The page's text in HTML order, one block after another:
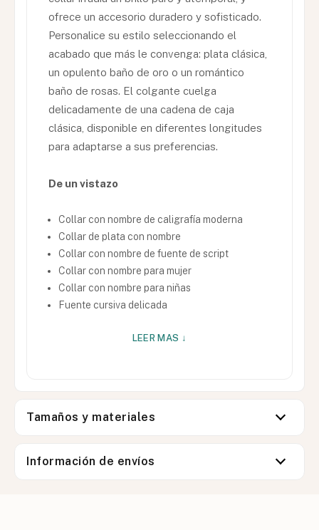
ofrece un accesorio duradero y sofisticado.
Personalice su estilo seleccionando el
acabado que más le convenga: plata clásica,
un opulento baño de oro o un romántico
baño de rosas. El colgante cuelga
delicadamente de una cadena de caja
clásica, disponible en diferentes longitudes
para adaptarse a sus preferencias.
De un vistazo
Collar con nombre de caligrafía moderna
Collar de plata con nombre
Collar con nombre de fuente de script
Collar con nombre para mujer
Collar con nombre para niñas
Fuente cursiva delicada
LEER MAS ↓
Tamaños y materiales
Información de envíos